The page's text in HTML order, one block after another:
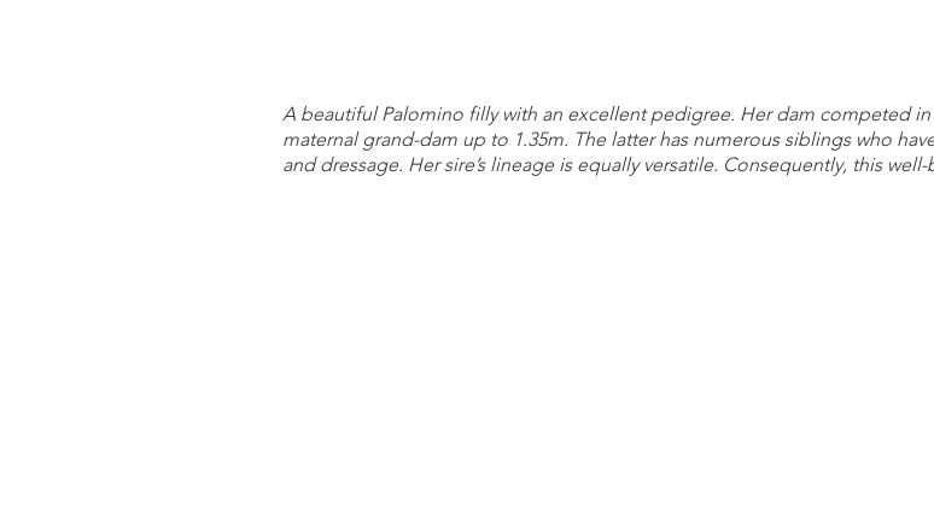
A beautiful Palomino filly with an excellent pedigree. Her dam competed
maternal grand-dam up to 1.35m. The latter has numerous siblings who
and dressage. Her sire’s lineage is equally versatile. Consequently, this